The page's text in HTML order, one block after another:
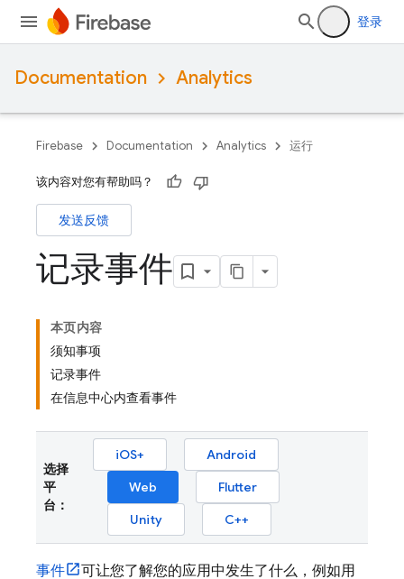
登录
Documentation Analytics
Firebase Documentation Analytics 运行
该内容对您有帮助吗？
发送反馈
记录事件
本页内容
须知事项
记录事件
在信息中心内查看事件
选择
平
台：
iOS+
Android
Web
Flutter
Unity
C++
事件
可让您了解您的应用中发生了什么，例如用